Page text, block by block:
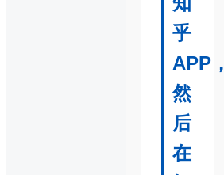
乎
APP，
然
后
在